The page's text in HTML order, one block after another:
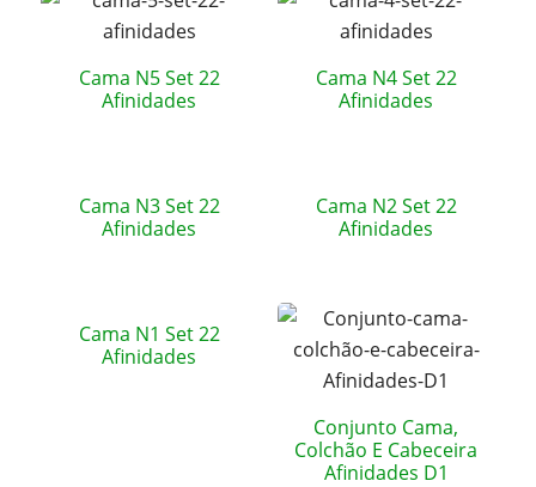
Cama N5 Set 22
Afinidades
Cama N4 Set 22
Afinidades
Cama N3 Set 22
Afinidades
Cama N2 Set 22
Afinidades
Cama N1 Set 22
Afinidades
Conjunto Cama,
Colchão E Cabeceira
Afinidades D1